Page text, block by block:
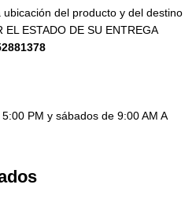
del producto y del destino
ESTADO DE SU ENTREGA
PM y sábados de 9:00 AM A